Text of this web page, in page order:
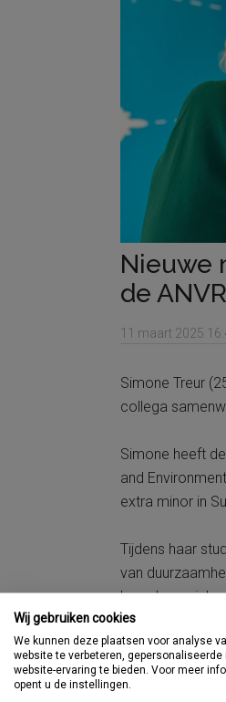
Nieuwe
de ANVR
11 maart 2025
Simone Treur
collega
Simone heeft
and
extra minor in
Tijdens haar
van
lang de social
‘Samen met
brengen, en
Om kennis te
Wij gebruiken cookies
We kunnen deze plaatsen voor analyse
website te verbeteren,
website-ervaring te bieden. Voor meer
opent u de instellingen.